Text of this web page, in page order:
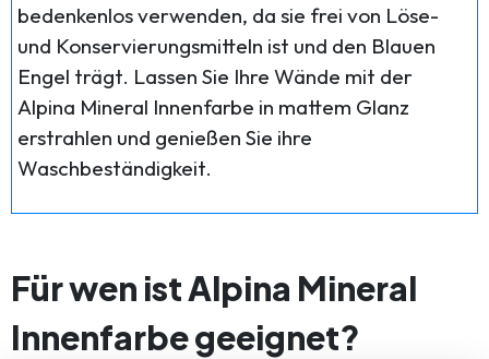
bedenkenlos verwenden, da sie frei von Löse-
und Konservierungsmitteln ist und den Blauen
Engel trägt. Lassen Sie Ihre Wände mit der
Alpina Mineral Innenfarbe in mattem Glanz
erstrahlen und genießen Sie ihre
Waschbeständigkeit.
Für wen ist Alpina Mineral
Innenfarbe geeignet?